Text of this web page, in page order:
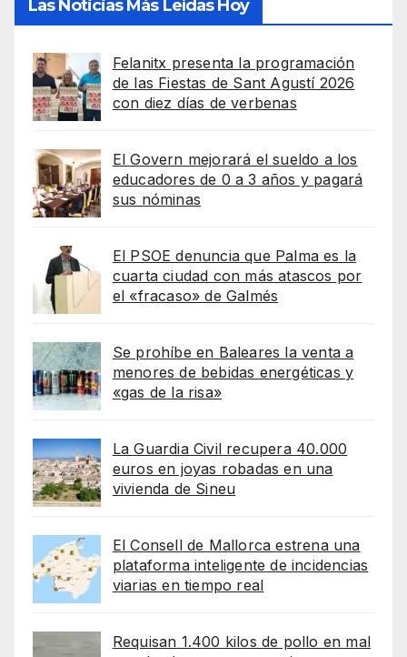
Las Noticias Más Leídas Hoy
Felanitx presenta la programación
de las Fiestas de Sant Agustí 2026
con diez días de verbenas
El Govern mejorará el sueldo a los
educadores de 0 a 3 años y pagará
sus nóminas
El PSOE denuncia que Palma es la
cuarta ciudad con más atascos por
el «fracaso» de Galmés
Se prohíbe en Baleares la venta a
menores de bebidas energéticas y
«gas de la risa»
La Guardia Civil recupera 40.000
euros en joyas robadas en una
vivienda de Sineu
El Consell de Mallorca estrena una
plataforma inteligente de incidencias
viarias en tiempo real
Requisan 1.400 kilos de pollo en mal